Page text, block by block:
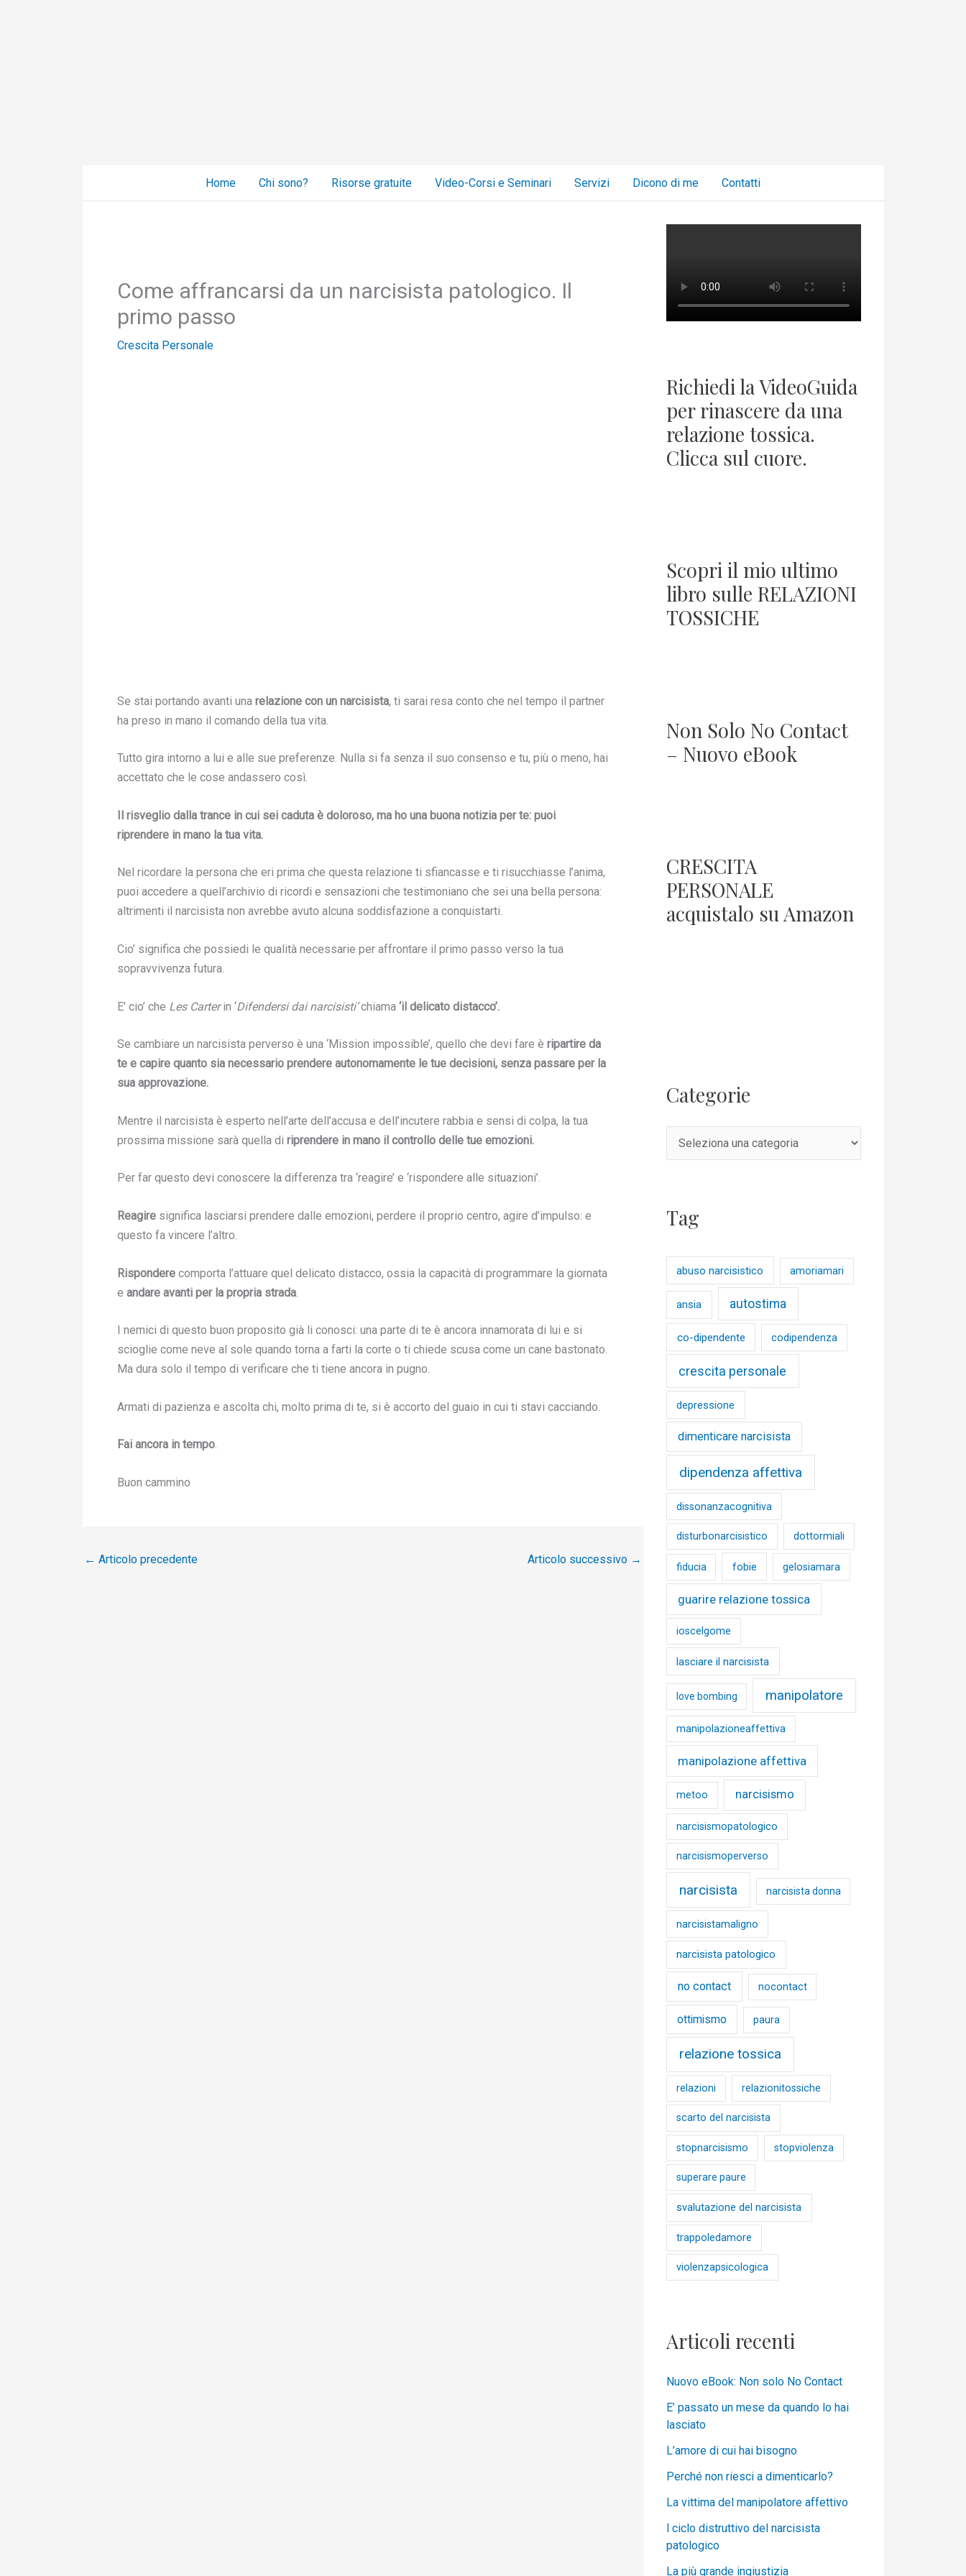
Home Chi sono? Risorse gratuite Video-Corsi e Seminari Servizi Dicono di me Contatti
Come affrancarsi da un narcisista patologico. Il
primo passo
Crescita Personale
Se stai portando avanti una relazione con un narcisista, ti sarai resa conto che nel tempo il partner
ha preso in mano il comando della tua vita.
Tutto gira intorno a lui e alle sue preferenze. Nulla si fa senza il suo consenso e tu, più o meno, hai
accettato che le cose andassero così.
Il risveglio dalla trance in cui sei caduta è doloroso, ma ho una buona notizia per te: puoi
riprendere in mano la tua vita.
Nel ricordare la persona che eri prima che questa relazione ti sfiancasse e ti risucchiasse l’anima,
puoi accedere a quell’archivio di ricordi e sensazioni che testimoniano che sei una bella persona:
altrimenti il narcisista non avrebbe avuto alcuna soddisfazione a conquistarti.
Cio’ significa che possiedi le qualità necessarie per affrontare il primo passo verso la tua
sopravvivenza futura.
E’ cio’ che Les Carterin ‘Difendersi dai narcisisti’chiama ‘il delicato distacco’.
Se cambiare un narcisista perverso è una ‘Mission impossible’, quello che devi fare è ripartire da
te e capire quanto sia necessario prendere autonomamente le tue decisioni, senza passare per la
sua approvazione.
Mentre il narcisista è esperto nell’arte dell’accusa e dell’incutere rabbia e sensi di colpa, la tua
prossima missione sarà quella di riprendere in mano il controllo delle tue emozioni.
Per far questo devi conoscere la differenza tra ‘reagire’ e ‘rispondere alle situazioni’.
Reagire significa lasciarsi prendere dalle emozioni, perdere il proprio centro, agire d’impulso: e
questo fa vincere l’altro.
Risponderecomporta l’attuare quel delicato distacco, ossia la capacità di programmare la giornata
e andare avanti per la propria strada.
I nemici di questo buon proposito già li conosci: una parte di te è ancora innamorata di lui e si
scioglie come neve al sole quando torna a farti la corte o ti chiede scusa come un cane bastonato.
Ma dura solo il tempo di verificare che ti tiene ancora in pugno.
Armati di pazienza e ascolta chi, molto prima di te, si è accorto del guaio in cui ti stavi cacciando.
Fai ancora in tempo.
Buon cammino
← Articolo precedente Articolo successivo →
Richiedi la VideoGuida
per rinascere da una
relazione tossica.
Clicca sul cuore.
Scopri il mio ultimo
libro sulle RELAZIONI
TOSSICHE
Non Solo No Contact
– Nuovo eBook
CRESCITA
PERSONALE
acquistalo su Amazon
Categorie
Tag
abuso narcisistico amoriamari
ansia autostima
co-dipendente codipendenza
crescita personale
depressione
dimenticare narcisista
dipendenza affettiva
dissonanzacognitiva
disturbonarcisistico dottormiali
fiducia fobie gelosiamara
guarire relazione tossica
ioscelgome
lasciare il narcisista
love bombing manipolatore
manipolazioneaffettiva
manipolazione affettiva
metoo narcisismo
narcisismopatologico
narcisismoperverso
narcisista narcisista donna
narcisistamaligno
narcisista patologico
no contact nocontact
ottimismo paura
relazione tossica
relazioni relazionitossiche
scarto del narcisista
stopnarcisismo stopviolenza
superare paure
svalutazione del narcisista
trappoledamore
violenzapsicologica
Articoli recenti
Nuovo eBook: Non solo No Contact
E’ passato un mese da quando lo hai
lasciato
L’amore di cui hai bisogno
Perché non riesci a dimenticarlo?
La vittima del manipolatore affettivo
l ciclo distruttivo del narcisista
patologico
La più grande ingiustizia